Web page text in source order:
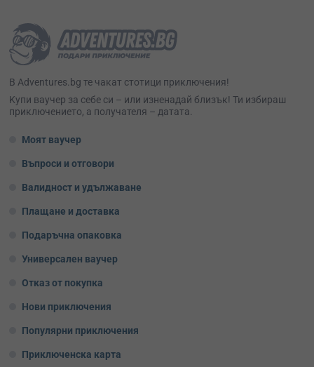
В Adventures.bg те чакат стотици приключения!
Kупи ваучер за себе си – или изненадай близък! Ти избираш
приключението, а получателя – датата.
Моят ваучер
Въпроси и отговори
Валидност и удължаване
Плащане и доставка
Подаръчна опаковка
Универсален ваучер
Отказ от покупка
Нови приключения
Популярни приключения
Приключенска карта